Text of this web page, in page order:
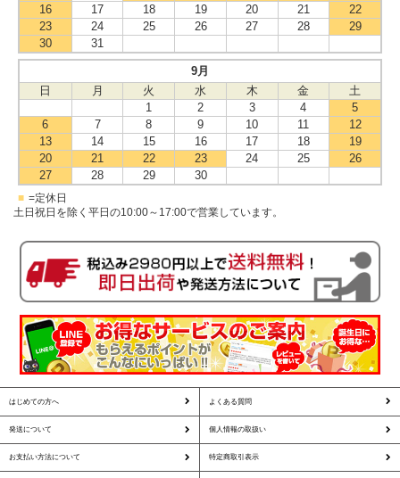
16
17 18 19 20 21
22
23
24 25 26 27 28
29
30
31
9月
日
月 火 水 木 金
土
1
2 3 4
5
6
7 8 9 10 11
12
13
14 15 16 17 18
19
20
21 22 23 24 25
26
27
28 29 30
■ =定休日
土日祝日を除く平日の10:00～17:00で営業しています。
はじめての方へ よくある質問
発送について 個人情報の取扱い
お支払い方法について 特定商取引表示